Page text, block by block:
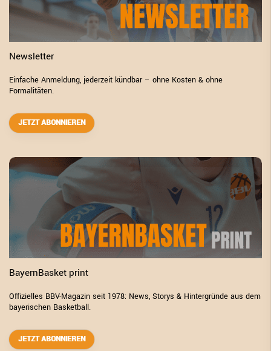
Newsletter
Einfache Anmeldung, jederzeit kündbar – ohne Kosten & ohne
Formalitäten.
JETZT ABONNIEREN
BayernBasket print
Offizielles BBV-Magazin seit 1978: News, Storys & Hintergründe aus dem
bayerischen Basketball.
JETZT ABONNIEREN